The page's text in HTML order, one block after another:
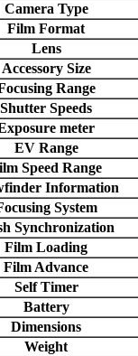
Camera Type
Film Format
Lens
Accessory Size
Range
Shutter Speeds
meter
EV Range
Speed Range
Information
System
Synchronization
Film Loading
Film Advance
Self Timer
Battery
Dimensions
Weight